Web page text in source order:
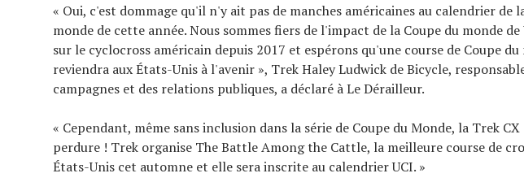
« Oui, c'est dommage qu'il n'y ait pas de manches américaines au calendrier de
monde de cette année. Nous sommes fiers de l'impact de la Coupe du monde
sur le cyclocross américain depuis 2017 et espérons qu'une course de Coupe du
reviendra aux États-Unis à l'avenir », Trek Haley Ludwick de Bicycle,
campagnes et des relations publiques, a déclaré à Le Dérailleur.
« Cependant, même sans inclusion dans la série de Coupe du Monde, la Trek CX
perdure ! Trek organise The Battle Among the Cattle, la meilleure course de
États-Unis cet automne et elle sera inscrite au calendrier UCI. »